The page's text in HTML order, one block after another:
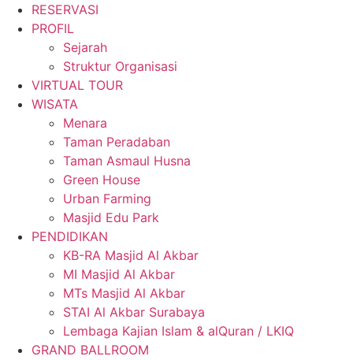
RESERVASI
PROFIL
Sejarah
Struktur Organisasi
VIRTUAL TOUR
WISATA
Menara
Taman Peradaban
Taman Asmaul Husna
Green House
Urban Farming
Masjid Edu Park
PENDIDIKAN
KB-RA Masjid Al Akbar
MI Masjid Al Akbar
MTs Masjid Al Akbar
STAI Al Akbar Surabaya
Lembaga Kajian Islam & alQuran / LKIQ
GRAND BALLROOM